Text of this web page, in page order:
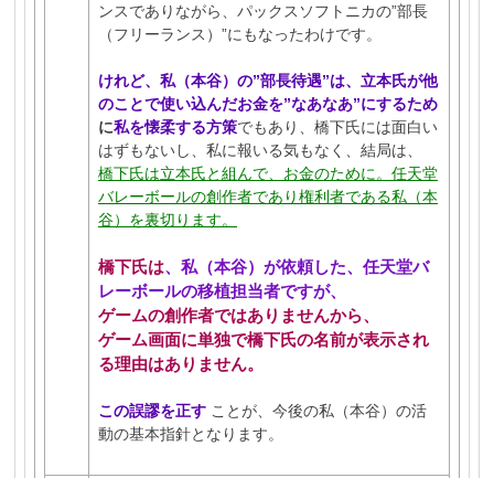
ンスでありながら、パックスソフトニカの”部長
（フリーランス）”にもなったわけです。
けれど、私（本谷）の”部長待遇”は、立本氏が他
のことで使い込んだお金を”なあなあ”にするため
に私を懐柔する方策でもあり、橋下氏には面白い
はずもないし、私に報いる気もなく、結局は、
橋下氏は立本氏と組んで、お金のために。任天堂
バレーボールの創作者であり権利者である私（本
谷）を裏切ります。
橋下氏は、私（本谷）が依頼した、任天堂バ
レーボールの移植担当者ですが、
ゲームの創作者ではありませんから、
ゲーム画面に単独で橋下氏の名前が表示され
る理由はありません。
この誤謬を正す ことが、今後の私（本谷）の活
動の基本指針となります。